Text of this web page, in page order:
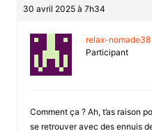
30 avril 2025 à 7h34
relax-nomade38
Participant
Comment ça ? Ah, t’as raison
se retrouver avec des ennuis